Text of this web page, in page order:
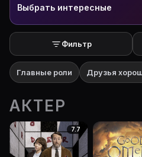
Выбрать интересные
Фильтр
Главные роли Друзья
АКТЕР
7.7